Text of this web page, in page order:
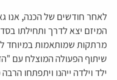
לאחר חודשים של הכנה, אנו
המיזם יצא לדרך ותחילתו
מרתקות שמותאמות במיוחד
ילד וילדה ייהנו ויתפתחו